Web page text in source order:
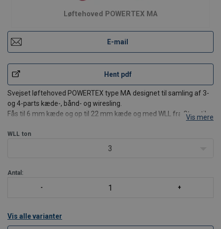
Løftehoved POWERTEX MA
E-mail
Hent pdf
Svejset løftehoved POWERTEX type MA designet til samling af 3-
og 4-parts kæde-, bånd- og wiresling.
Fås til 6 mm kæde og op til 22 mm kæde og med WLL fra 3t op til
Fordele ved komponenter i POWERTEX G10-serien:
25 % højere kapacitet sammenlignet med traditionelle
Vis mere
WLL ton
3
Antal:
Vis alle varianter